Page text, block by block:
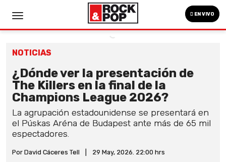
EN VIVO
NOTICIAS
¿Dónde ver la presentación de
The Killers en la final de la
Champions League 2026?
La agrupación estadounidense se presentará en
el Púskas Aréna de Budapest ante más de 65 mil
espectadores.
Por David Cáceres Tell 29 May, 2026. 22:00 hrs